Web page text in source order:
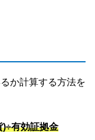
か計算する方法を
有効証拠金